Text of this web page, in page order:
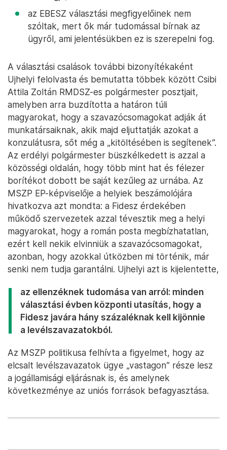
az EBESZ választási megfigyelőinek nem
szóltak, mert ők már tudomással bírnak az
ügyről, ami jelentésükben ez is szerepelni fog.
A választási csalások további bizonyítékaként
Ujhelyi felolvasta és bemutatta többek között Csibi
Attila Zoltán RMDSZ-es polgármester posztjait,
amelyben arra buzdította a határon túli
magyarokat, hogy a szavazócsomagokat adják át
munkatársaiknak, akik majd eljuttatják azokat a
konzulátusra, sőt még a „kitöltésében is segítenek”.
Az erdélyi polgármester büszkélkedett is azzal a
közösségi oldalán, hogy több mint hat és félezer
borítékot dobott be saját kezűleg az urnába. Az
MSZP EP-képviselője a helyiek beszámolójára
hivatkozva azt mondta: a Fidesz érdekében
működő szervezetek azzal tévesztik meg a helyi
magyarokat, hogy a román posta megbízhatatlan,
ezért kell nekik elvinniük a szavazócsomagokat,
azonban, hogy azokkal útközben mi történik, már
senki nem tudja garantálni. Ujhelyi azt is kijelentette,
az ellenzéknek tudomása van arról: minden
választási évben központi utasítás, hogy a
Fidesz javára hány százaléknak kell kijönnie
a levélszavazatokból.
Az MSZP politikusa felhívta a figyelmet, hogy az
elcsalt levélszavazatok ügye „vastagon” része lesz
a jogállamisági eljárásnak is, és amelynek
következménye az uniós források befagyasztása.